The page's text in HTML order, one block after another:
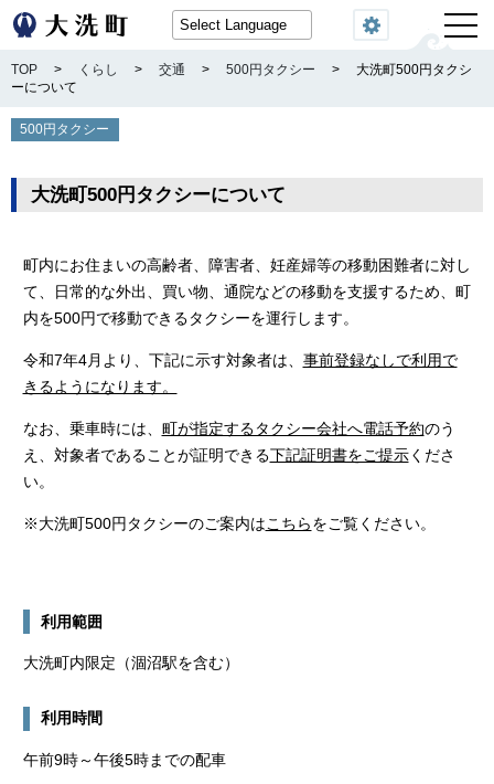
閲覧機能
TOP > くらし > 交通 > 500円タクシー >
大洗町500円タクシ
ーについて
500円タクシー
大洗町500円タクシーについて
町内にお住まいの高齢者、障害者、妊産婦等の移動困難者に対し
て、日常的な外出、買い物、通院などの移動を支援するため、町
内を500円で移動できるタクシーを運行します。
令和7年4月より、下記に示す対象者は、 事前登録なしで利用で
きるようになります。
なお、乗車時には、 町が指定するタクシー会社へ電話予約のう
え、対象者であることが証明できる下記証明書をご提示くださ
い。
※大洗町500円タクシーのご案内はこちらをご覧ください。
利用範囲
大洗町内限定（涸沼駅を含む）
利用時間
午前9時～午後5時までの配車